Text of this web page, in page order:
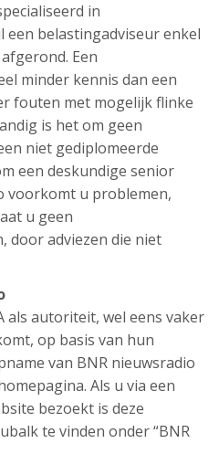
in
belastingadviseur enkel
Een
minder kennis dan een
fouten met mogelijk flinke
is het om geen
niet gediplomeerde
een deskundige senior
voorkomt u problemen,
u geen
door adviezen die niet
als autoriteit, wel eens vaker
op basis van hun
van BNR nieuwsradio
Als u via een
bezoekt is deze
te vinden onder “BNR